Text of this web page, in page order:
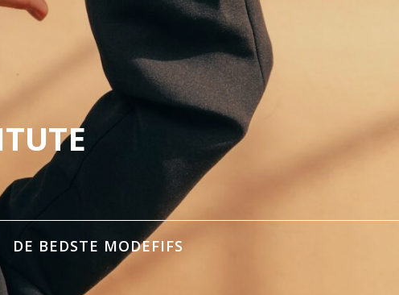
DE BEDSTE MODEFIFS